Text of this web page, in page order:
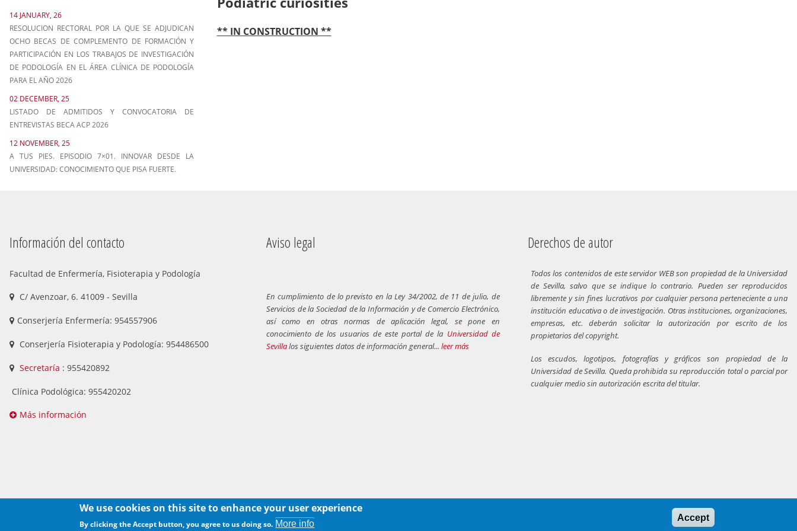
** IN CONSTRUCTION **
14 JANUARY, 26
RESOLUCION RECTORAL POR LA QUE SE ADJUDICAN
OCHO BECAS DE COMPLEMENTO DE FORMACIÓN Y
PARTICIPACIÓN EN LOS TRABAJOS DE INVESTIGACIÓN
DE PODOLOGÍA EN EL ÁREA CLÍNICA DE PODOLOGÍA
PARA EL AÑO 2026
02 DECEMBER, 25
LISTADO DE ADMITIDOS Y CONVOCATORIA DE
ENTREVISTAS BECA ACP 2026
12 NOVEMBER, 25
A TUS PIES. EPISODIO 7×01. INNOVAR DESDE LA
UNIVERSIDAD: CONOCIMIENTO QUE PISA FUERTE.
Información del contacto
Facultad de Enfermería, Fisioterapia y Podología
C/ Avenzoar, 6. 41009 - Sevilla
Conserjería Enfermería: 954557906
Conserjería Fisioterapia y Podología: 954486500
Secretaría : 955420892
Clínica Podológica: 955420202
Más información
Aviso legal
En cumplimiento de lo previsto en la Ley 34/2002, de 11 de julio, de
Servicios de la Sociedad de la Información y de Comercio Electrónico,
así como en otras normas de aplicación legal, se pone en
conocimiento de los usuarios de este portal de la Universidad de
Sevillalos siguientes datos de información general... leer más
Derechos de autor
Todos los contenidos de este servidor WEB son propiedad de la Universidad
de Sevilla, salvo que se indique lo contrario. Pueden ser reproducidos
libremente y sin fines lucrativos por cualquier persona perteneciente a una
institución educativa o de investigación. Otras instituciones, organizaciones,
empresas, etc. deberán solicitar la autorización por escrito de los
propietarios del copyright.
Los escudos, logotipos, fotografías y gráficos son propiedad de la
Universidad de Sevilla. Queda prohibida su reproducción total o parcial por
cualquier medio sin autorización escrita del titular.
We use cookies on this site to enhance your user experience
By clicking the Accept button, you agree to us doing so. More info
Accept